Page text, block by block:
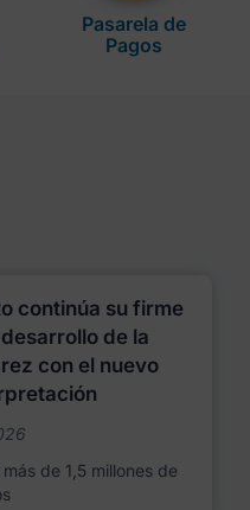
Pasarela de
Pagos
continúa su firme
de la
con el nuevo
de 1,5 millones de